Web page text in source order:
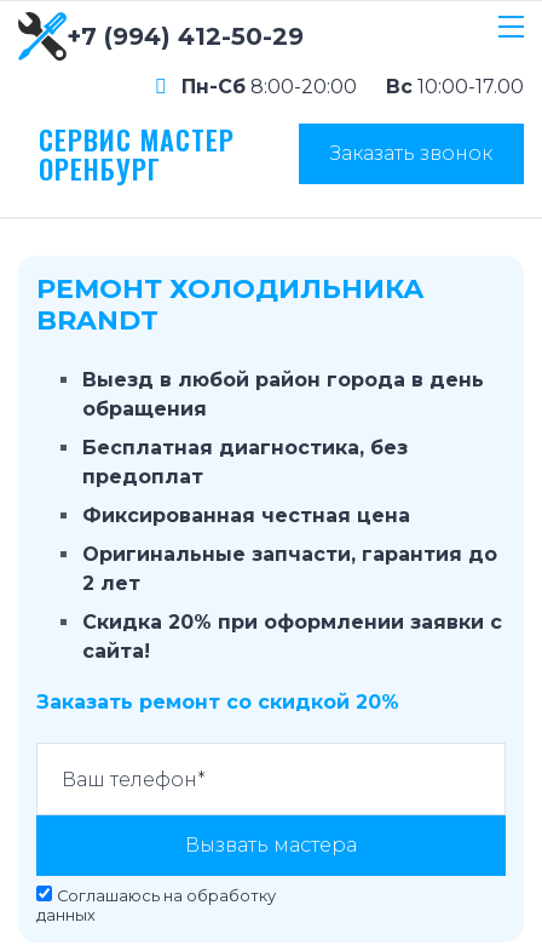
+7 (994) 412-50-29
Пн-Сб 8:00-20:00 Вс 10:00-17.00
СЕРВИС МАСТЕР
ОРЕНБУРГ Заказать звонок
РЕМОНТ ХОЛОДИЛЬНИКА
BRANDT
Выезд в любой район города в день
обращения
Бесплатная диагностика, без
предоплат
Фиксированная честная цена
Оригинальные запчасти, гарантия до
2 лет
Скидка 20% при оформлении заявки с
сайта!
Заказать ремонт со скидкой 20%
Вызвать мастера
Соглашаюсь на обработку
данных